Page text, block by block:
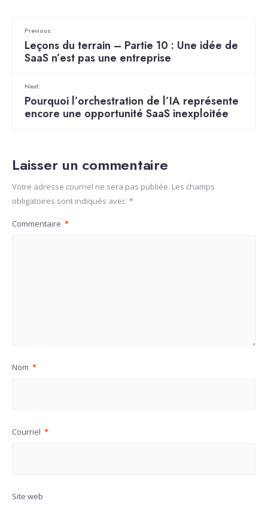
Previous:
Leçons du terrain – Partie 10 : Une idée de
SaaS n’est pas une entreprise
Next:
Pourquoi l’orchestration de l’IA représente
encore une opportunité SaaS inexploitée
Laisser un commentaire
Votre adresse courriel ne sera pas publiée. Les champs
obligatoires sont indiqués avec *
Commentaire *
Nom *
Courriel *
Site web